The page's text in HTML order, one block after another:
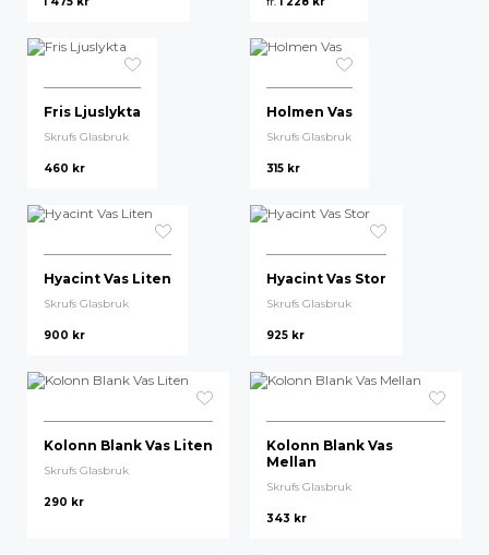
Högsta pris
Fris Ljuslykta
Skrufs Glasbruk
460 kr
Holmen Vas
Skrufs Glasbruk
315 kr
Hyacint Vas Liten
Skrufs Glasbruk
900 kr
Hyacint Vas Stor
Skrufs Glasbruk
925 kr
Kolonn Blank Vas Liten
Skrufs Glasbruk
290 kr
Kolonn Blank Vas
Mellan
Skrufs Glasbruk
343 kr